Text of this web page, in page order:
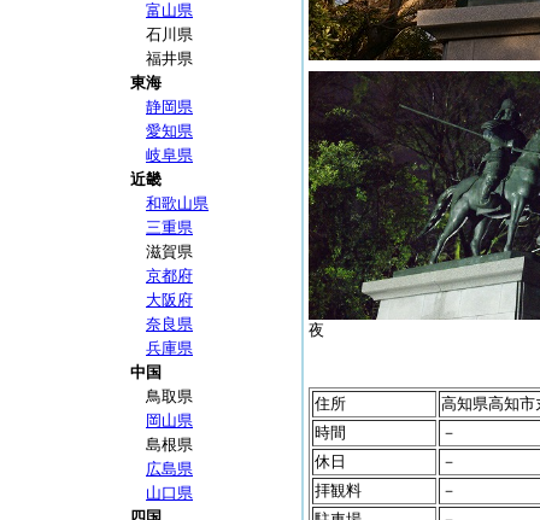
富山県
石川県
福井県
東海
静岡県
愛知県
岐阜県
近畿
和歌山県
三重県
滋賀県
京都府
大阪府
奈良県
兵庫県
中国
鳥取県
岡山県
島根県
広島県
山口県
夜
住所
高知県高知市
時間
－
休日
－
拝観料
－